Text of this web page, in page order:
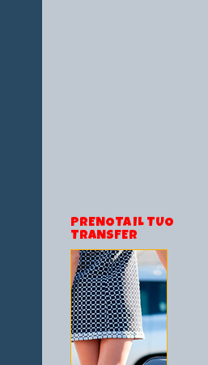
PRENOTA IL TUO
TRANSFER